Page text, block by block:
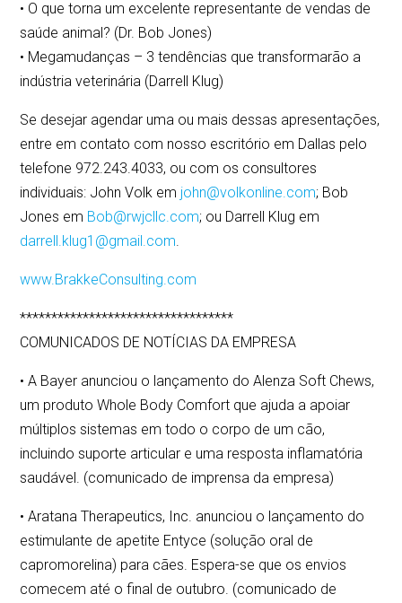
• O que torna um excelente representante de vendas de
saúde animal? (Dr. Bob Jones)
• Megamudanças – 3 tendências que transformarão a
indústria veterinária (Darrell Klug)
Se desejar agendar uma ou mais dessas apresentações,
entre em contato com nosso escritório em Dallas pelo
telefone 972.243.4033, ou com os consultores
individuais: John Volk em john@volkonline.com; Bob
Jones em Bob@rwjcllc.com; ou Darrell Klug em
darrell.klug1@gmail.com.
www.BrakkeConsulting.com
**********************************
COMUNICADOS DE NOTÍCIAS DA EMPRESA
• A Bayer anunciou o lançamento do Alenza Soft Chews,
um produto Whole Body Comfort que ajuda a apoiar
múltiplos sistemas em todo o corpo de um cão,
incluindo suporte articular e uma resposta inflamatória
saudável. (comunicado de imprensa da empresa)
• Aratana Therapeutics, Inc. anunciou o lançamento do
estimulante de apetite Entyce (solução oral de
capromorelina) para cães. Espera-se que os envios
comecem até o final de outubro. (comunicado de